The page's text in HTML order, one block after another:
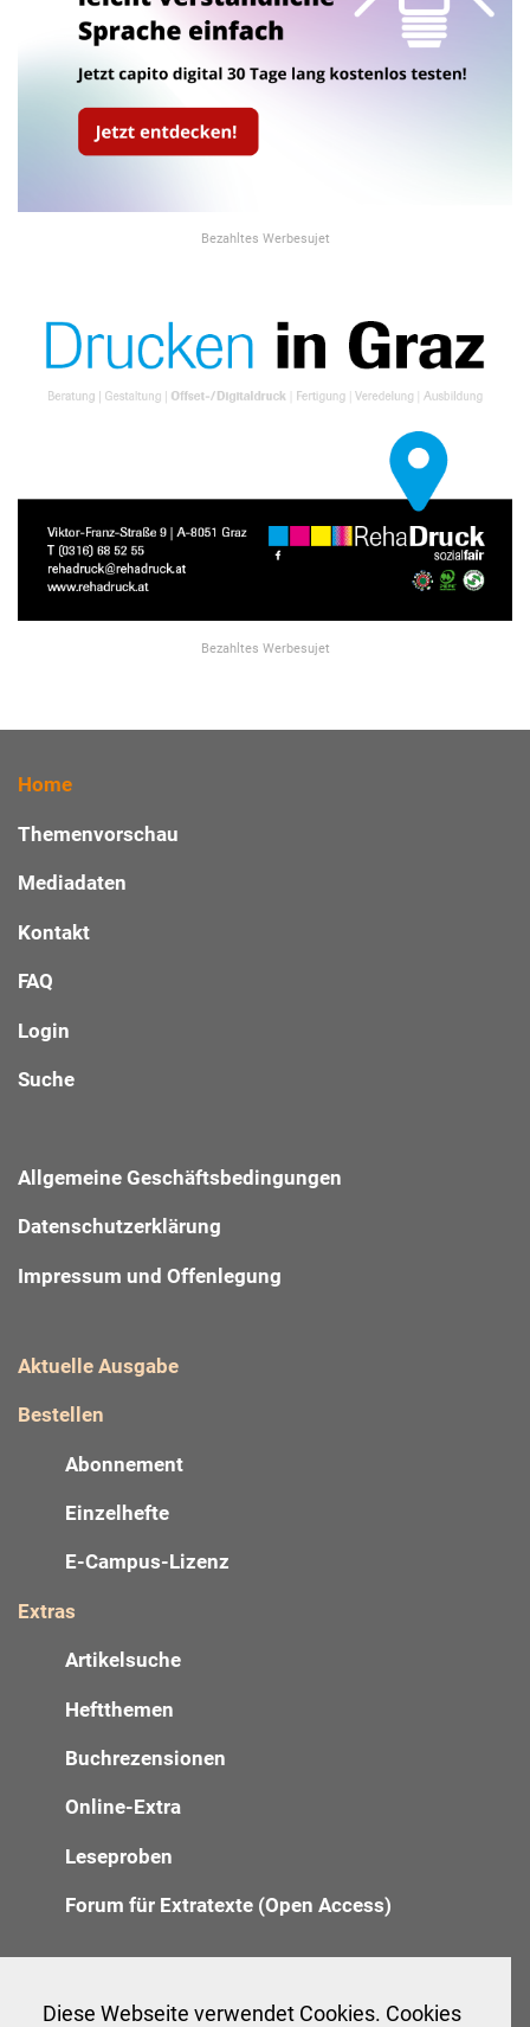
Diese Webseite verwendet Cookies. Cookies
Bezahltes Werbesujet
Bezahltes Werbesujet
Home
Themenvorschau
Mediadaten
Kontakt
FAQ
Login
Suche
Allgemeine Geschäftsbedingungen
Datenschutzerklärung
Impressum und Offenlegung
Aktuelle Ausgabe
Bestellen
Abonnement
Einzelhefte
E-Campus-Lizenz
Extras
Artikelsuche
Heftthemen
Buchrezensionen
Online-Extra
Leseproben
Forum für Extratexte (Open Access)